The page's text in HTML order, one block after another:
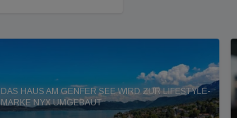
DAS HAUS AM GENFER SEE WIRD ZUR LIFESTYLE-
MARKE NYX UMGEBAUT